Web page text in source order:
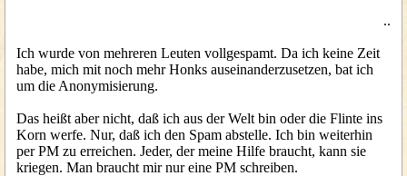
..
Ich wurde von mehreren Leuten vollgespamt. Da ich keine Zeit
habe, mich mit noch mehr Honks auseinanderzusetzen, bat ich
um die Anonymisierung.
Das heißt aber nicht, daß ich aus der Welt bin oder die Flinte ins
Korn werfe. Nur, daß ich den Spam abstelle. Ich bin weiterhin
per PM zu erreichen. Jeder, der meine Hilfe braucht, kann sie
kriegen. Man braucht mir nur eine PM schreiben.